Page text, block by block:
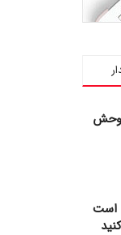
وحش
است